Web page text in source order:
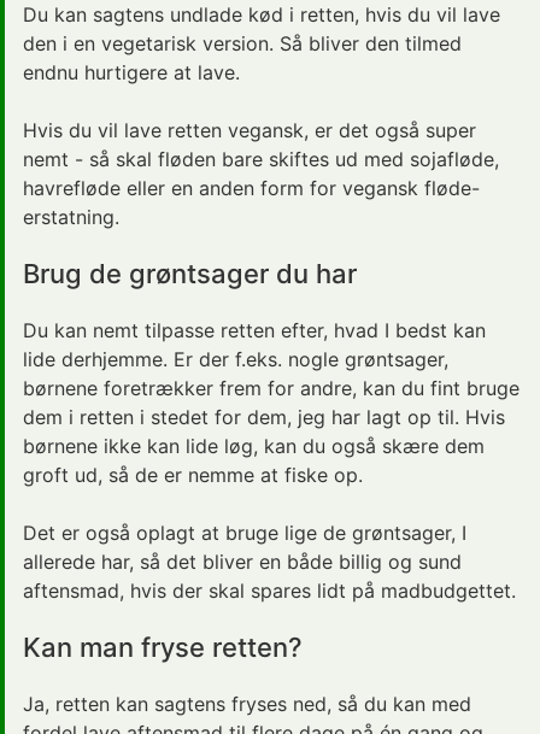
Du kan sagtens undlade kød i retten, hvis du vil lave
den i en vegetarisk version. Så bliver den tilmed
endnu hurtigere at lave.
Hvis du vil lave retten vegansk, er det også super
nemt - så skal fløden bare skiftes ud med sojafløde,
havrefløde eller en anden form for vegansk fløde-
erstatning.
Brug de grøntsager du har
Du kan nemt tilpasse retten efter, hvad I bedst kan
lide derhjemme. Er der f.eks. nogle grøntsager,
børnene foretrækker frem for andre, kan du fint bruge
dem i retten i stedet for dem, jeg har lagt op til. Hvis
børnene ikke kan lide løg, kan du også skære dem
groft ud, så de er nemme at fiske op.
Det er også oplagt at bruge lige de grøntsager, I
allerede har, så det bliver en både billig og sund
aftensmad, hvis der skal spares lidt på madbudgettet.
Kan man fryse retten?
Ja, retten kan sagtens fryses ned, så du kan med